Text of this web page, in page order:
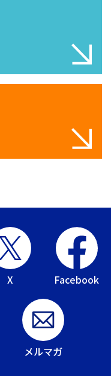
X Facebook
メルマガ